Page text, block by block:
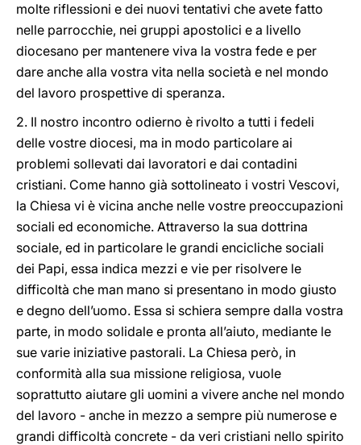
molte riflessioni e dei nuovi tentativi che avete fatto
nelle parrocchie, nei gruppi apostolici e a livello
diocesano per mantenere viva la vostra fede e per
dare anche alla vostra vita nella società e nel mondo
del lavoro prospettive di speranza.
2. Il nostro incontro odierno è rivolto a tutti i fedeli
delle vostre diocesi, ma in modo particolare ai
problemi sollevati dai lavoratori e dai contadini
cristiani. Come hanno già sottolineato i vostri Vescovi,
la Chiesa vi è vicina anche nelle vostre preoccupazioni
sociali ed economiche. Attraverso la sua dottrina
sociale, ed in particolare le grandi encicliche sociali
dei Papi, essa indica mezzi e vie per risolvere le
difficoltà che man mano si presentano in modo giusto
e degno dell’uomo. Essa si schiera sempre dalla vostra
parte, in modo solidale e pronta all’aiuto, mediante le
sue varie iniziative pastorali. La Chiesa però, in
conformità alla sua missione religiosa, vuole
soprattutto aiutare gli uomini a vivere anche nel mondo
del lavoro - anche in mezzo a sempre più numerose e
grandi difficoltà concrete - da veri cristiani nello spirito